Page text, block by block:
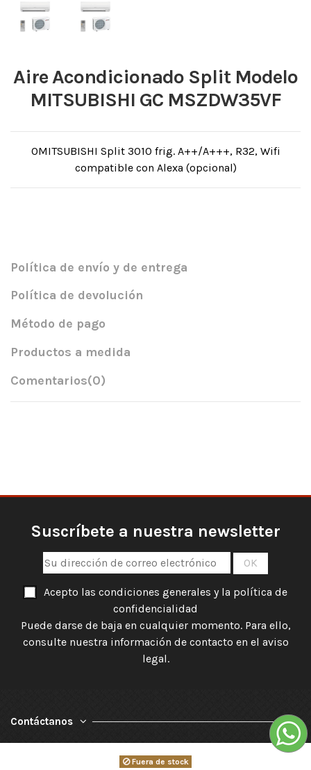
Aire Acondicionado Split Modelo
MITSUBISHI GC MSZDW35VF
0MITSUBISHI Split 3010 frig. A++/A+++, R32, Wifi
compatible con Alexa (opcional)
Fuera de stock
Política de envío y de entrega
Política de devolución
Método de pago
Productos a medida
Comentarios(0)
Suscríbete a nuestra newsletter
Acepto las condiciones generales y la política de
confidencialidad
Puede darse de baja en cualquier momento. Para ello,
consulte nuestra información de contacto en el aviso
legal.
Contáctanos